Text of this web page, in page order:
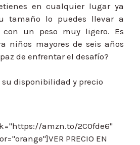
en cualquier lugar ya
tamaño lo puedes llevar a
un peso muy ligero. Es
niños mayores de seis años
de enfrentar el desafío?
disponibilidad y precio
amzn.to/2C0fde6"
PRECIO EN